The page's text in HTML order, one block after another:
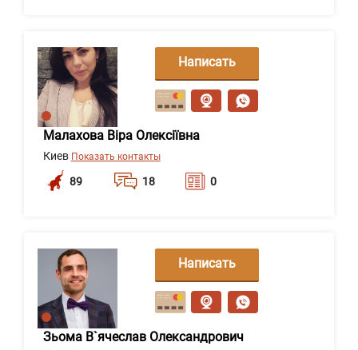
Малахова Віра Олексіївна
Киев Показать контакты
89 18 0
Написать
сообщение
Зьома В`ячеслав Олександрович
Написать
сообщение